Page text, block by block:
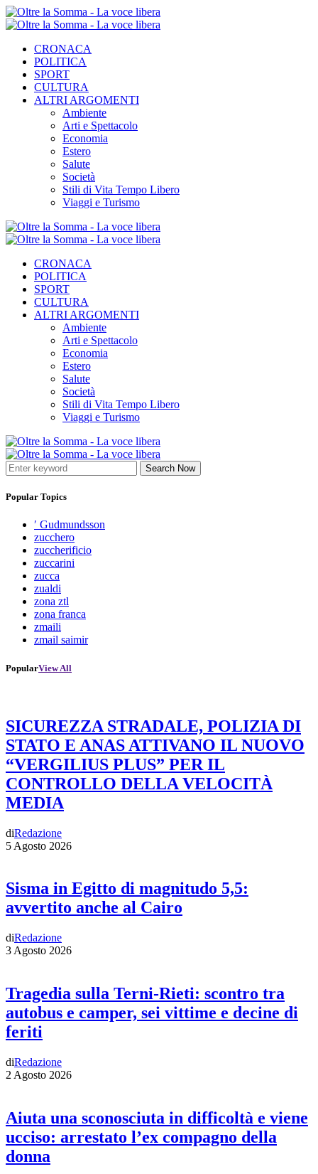
CRONACA
POLITICA
SPORT
CULTURA
ALTRI ARGOMENTI
Ambiente
Arti e Spettacolo
Economia
Estero
Salute
Società
Stili di Vita Tempo Libero
Viaggi e Turismo
CRONACA
POLITICA
SPORT
CULTURA
ALTRI ARGOMENTI
Ambiente
Arti e Spettacolo
Economia
Estero
Salute
Società
Stili di Vita Tempo Libero
Viaggi e Turismo
Search Now
Popular Topics
′ Gudmundsson
zucchero
zuccherificio
zuccarini
zucca
zualdi
zona ztl
zona franca
zmaili
zmail saimir
PopularView All
SICUREZZA STRADALE, POLIZIA DI
STATO E ANAS ATTIVANO IL NUOVO
“VERGILIUS PLUS” PER IL
CONTROLLO DELLA VELOCITÀ
MEDIA
diRedazione
5 Agosto 2026
Sisma in Egitto di magnitudo 5,5:
avvertito anche al Cairo
diRedazione
3 Agosto 2026
Tragedia sulla Terni-Rieti: scontro tra
autobus e camper, sei vittime e decine di
feriti
diRedazione
2 Agosto 2026
Aiuta una sconosciuta in difficoltà e viene
ucciso: arrestato l’ex compagno della
donna